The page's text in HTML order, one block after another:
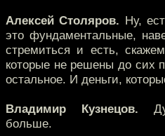
Алексей Столяров. Ну,
это фундаментальные,
стремиться и есть,
которые не решены до сих
остальное. И деньги,
Владимир Кузнецов.
больше.